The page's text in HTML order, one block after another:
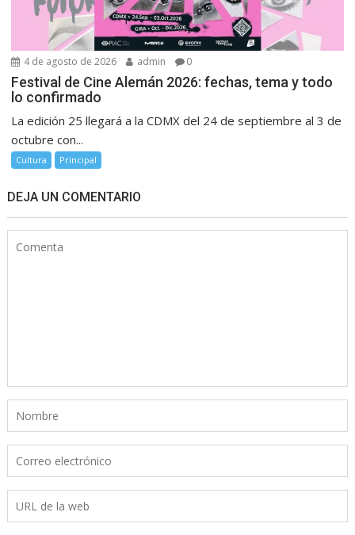
4 de agosto de 2026 admin 0
Festival de Cine Alemán 2026: fechas, tema y todo
lo confirmado
La edición 25 llegará a la CDMX del 24 de septiembre al 3 de
octubre con...
Cultura Principal
DEJA UN COMENTARIO